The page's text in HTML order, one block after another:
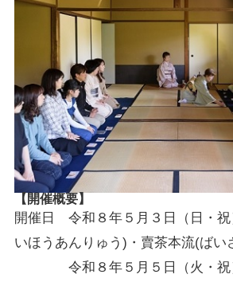
【開催概要】
開催日 令和８年５月３日（日・
いほうあんりゅう)・賣茶本流(ばい
令和８年５月５日（火・